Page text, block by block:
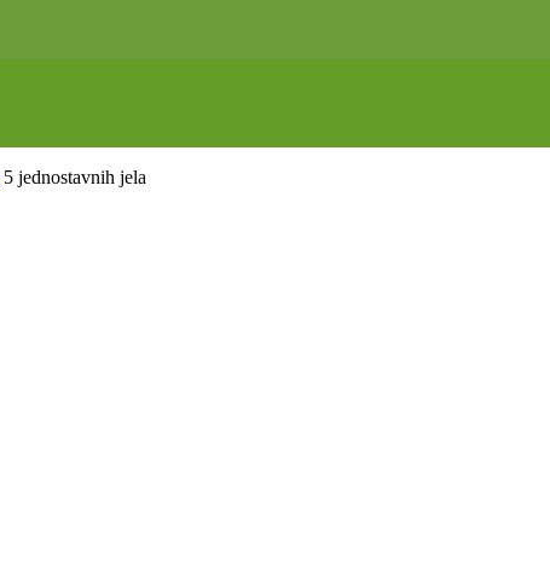
5 jednostavnih jela